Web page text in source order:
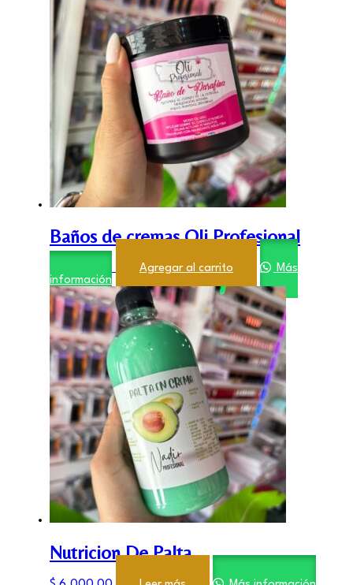
Baños de cremas Oli Profesional
Agregar al carrito
Más
información
Nutricion De Palta